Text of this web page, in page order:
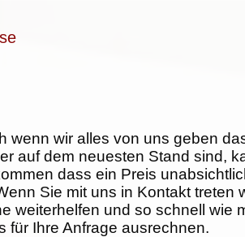
wenn wir alles von uns geben
auf dem neuesten Stand sind,
dass ein Preis
Sie mit uns in Kontakt treten
weiterhelfen und so schnell wie
für Ihre Anfrage ausrechnen.